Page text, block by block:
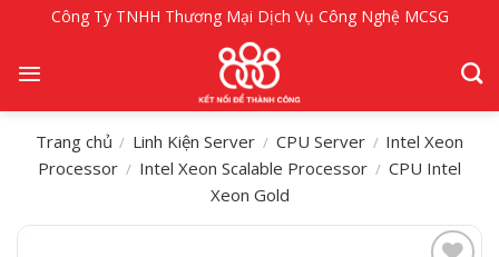
nội
Công Ty TNHH Thương Mại Dịch Vụ Công Nghệ MCSG
Trang chủ / Linh Kiện Server / CPU Server / Intel Xeon
Processor / Intel Xeon Scalable Processor / CPU Intel
Xeon Gold